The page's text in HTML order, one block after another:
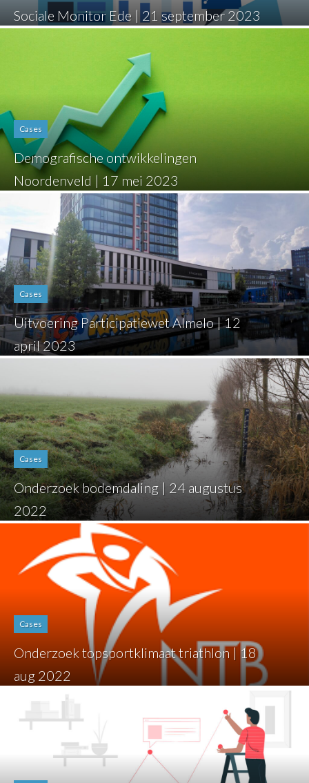
Sociale Monitor Ede | 21 september 2023
Cases
Demografische ontwikkelingen
Noordenveld | 17 mei 2023
Cases
Uitvoering Participatiewet Almelo | 12
april 2023
Cases
Onderzoek bodemdaling | 24 augustus
2022
Cases
Onderzoek topsportklimaat triathlon | 18
aug 2022